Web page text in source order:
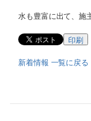
水も豊富に出て、施
印刷
新着情報 一覧に戻る